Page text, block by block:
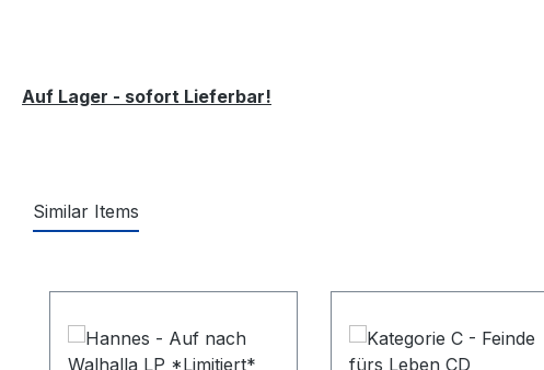
Auf Lager - sofort Lieferbar!
Similar Items